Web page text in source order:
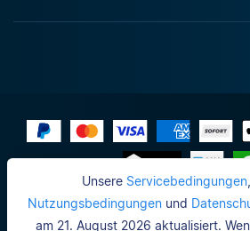
Unsere Servicebedingungen,
Nutzungsbedingungen und
am 21. August 2026 aktualisiert.
Impressum